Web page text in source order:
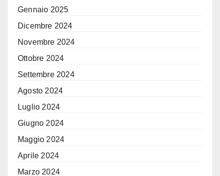
Gennaio 2025
Dicembre 2024
Novembre 2024
Ottobre 2024
Settembre 2024
Agosto 2024
Luglio 2024
Giugno 2024
Maggio 2024
Aprile 2024
Marzo 2024